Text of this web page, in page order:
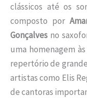
clássicos até os
composto por
Gonçalves no
uma homenagem
repertório de
artistas como Elis
de cantoras